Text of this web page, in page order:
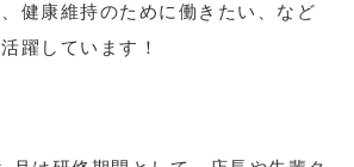
健康維持のために働きたい、など
躍しています！